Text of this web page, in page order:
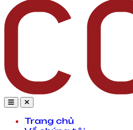
Trang chủ